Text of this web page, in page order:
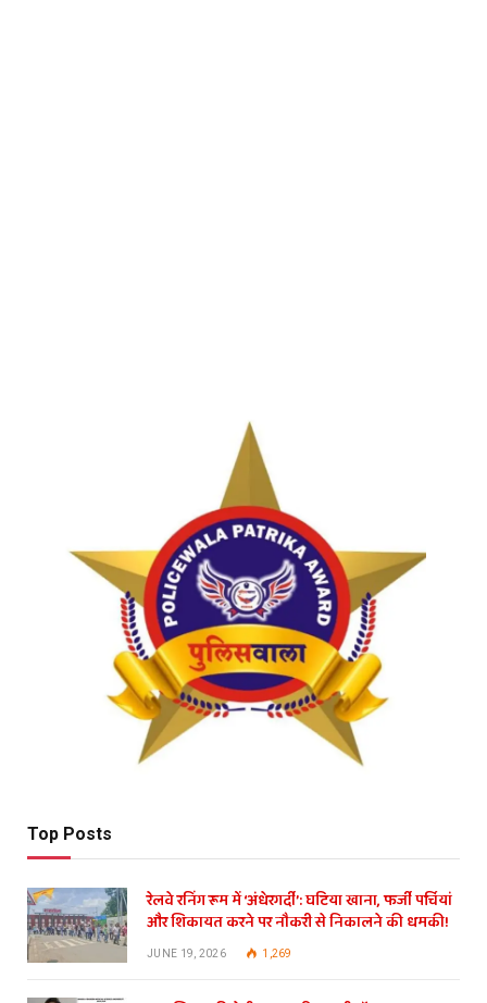
Top Posts
रेलवे रनिंग रूम में ‘अंधेरगर्दी’: घटिया खाना, फर्जी पर्चियां
और शिकायत करने पर नौकरी से निकालने की धमकी!
JUNE 19, 2026 1,269